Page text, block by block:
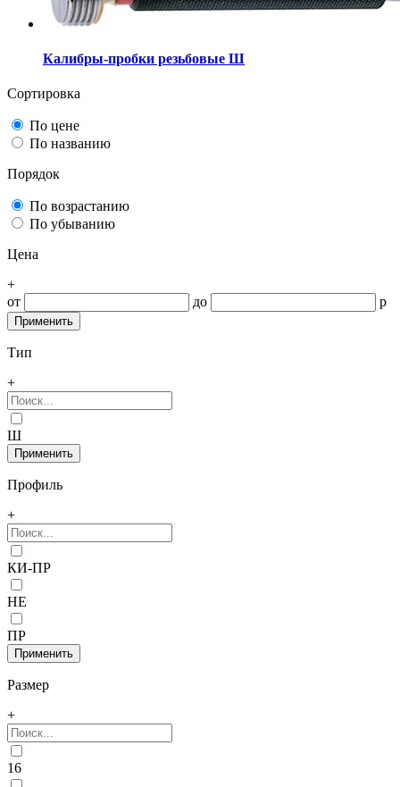
Калибры-пробки резьбовые Ш
Сортировка
По цене
По названию
Порядок
По возрастанию
По убыванию
Цена
+
от
до р
Тип
+
Ш
Профиль
+
КИ-ПР
НЕ
ПР
Размер
+
16